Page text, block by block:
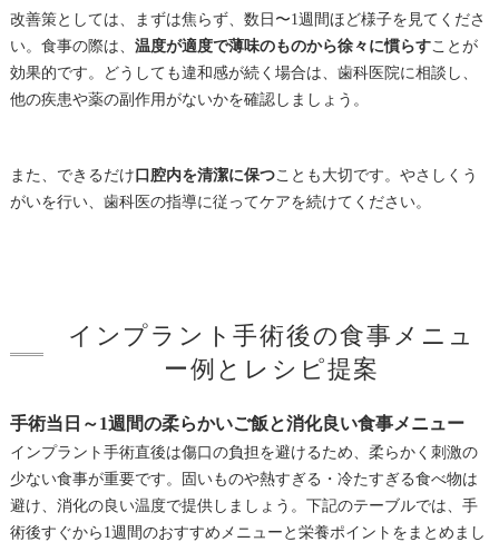
改善策としては、まずは焦らず、数日〜1週間ほど様子を見てくださ
い。食事の際は、 温度が適度で薄味のものから徐々に慣らすことが
効果的です。どうしても違和感が続く場合は、歯科医院に相談し、
他の疾患や薬の副作用がないかを確認しましょう。
また、できるだけ口腔内を清潔に保つことも大切です。やさしくう
がいを行い、歯科医の指導に従ってケアを続けてください。
インプラント手術後の食事メニュ
ー例とレシピ提案
手術当日～1週間の柔らかいご飯と消化良い食事メニュー
インプラント手術直後は傷口の負担を避けるため、柔らかく刺激の
少ない食事が重要です。固いものや熱すぎる・冷たすぎる食べ物は
避け、消化の良い温度で提供しましょう。下記のテーブルでは、手
術後すぐから1週間のおすすめメニューと栄養ポイントをまとめまし